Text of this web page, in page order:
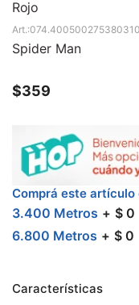
Rojo
Spider Man
$359
Comprá este
3.400 Metros $ 0
6.800 Metros $ 0
Características